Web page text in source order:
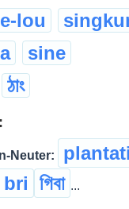
lou
sine
ঠাং
Neuter:
bri গিবা ...